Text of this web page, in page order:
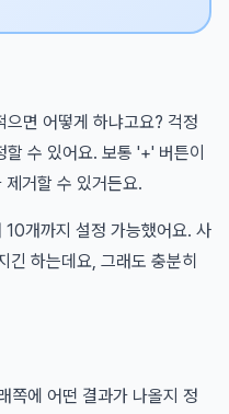
면 어떻게 하냐고요? 걱정
수 있어요. 보통 '+' 버튼이
거할 수 있거든요.
개까지 설정 가능했어요. 사
긴 하는데요, 그래도 충분히
쪽에 어떤 결과가 나올지 정